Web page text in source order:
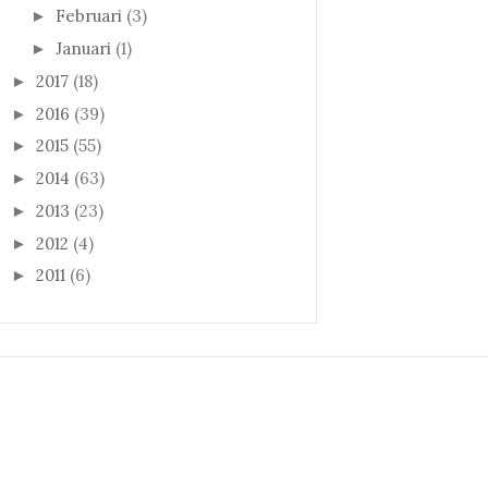
► Februari (3)
► Januari (1)
► 2017 (18)
► 2016 (39)
► 2015 (55)
► 2014 (63)
► 2013 (23)
► 2012 (4)
► 2011 (6)